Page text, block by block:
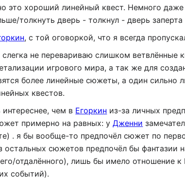
это хороший линейный квест. Немного
толкнуть дверь - толкнул - дверь
, с той оговоркой, что я всегда
не перевариваю слишком ветвлённые
игрового мира, а так же для
более линейные сюжеты, а один сильно
квестов.
чем в Егоркин из-за личных
примерно на равных: уДженни
. я бы вообще-то предпочёл сюжет по
остальных сюжетов предпочёл бы фантазии
отдалённого), лишь бы имело отношение
событий).